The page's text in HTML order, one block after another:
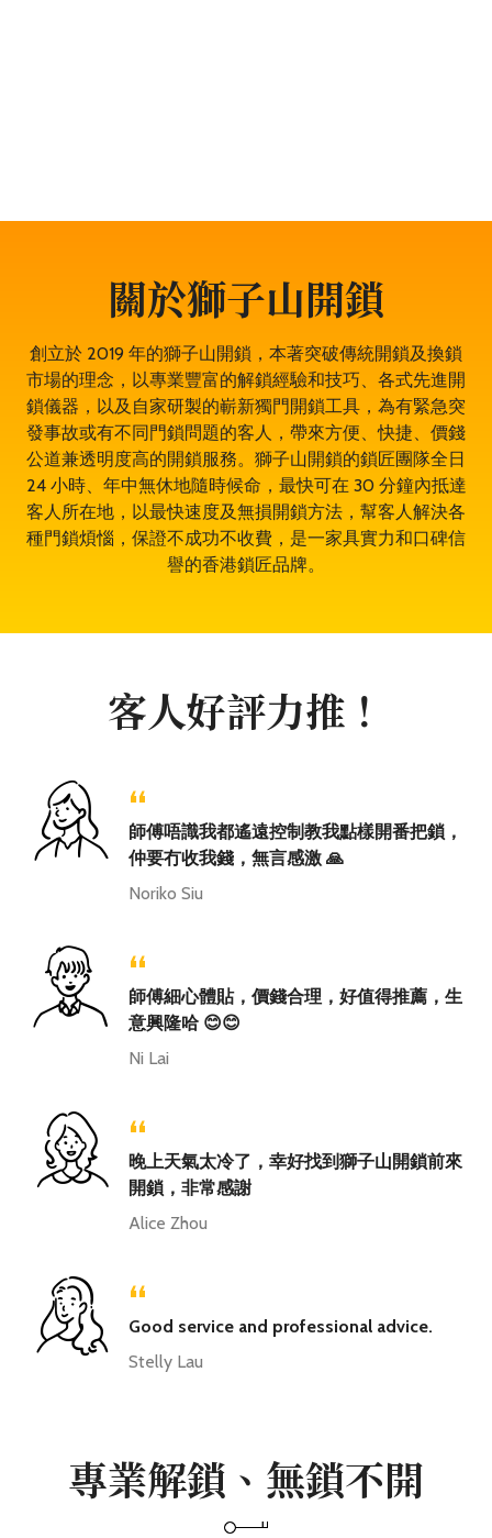
關於獅子山開鎖
創立於 2019 年的獅子山開鎖，本著突破傳統開鎖及換鎖
市場的理念，以專業豐富的解鎖經驗和技巧、各式先進開
鎖儀器，以及自家研製的嶄新獨門開鎖工具，為有緊急突
發事故或有不同門鎖問題的客人，帶來方便、快捷、價錢
公道兼透明度高的開鎖服務。獅子山開鎖的鎖匠團隊全日
24 小時、年中無休地隨時候命，最快可在 30 分鐘內抵達
客人所在地，以最快速度及無損開鎖方法，幫客人解決各
種門鎖煩惱，保證不成功不收費，是一家具實力和口碑信
譽的香港鎖匠品牌。
客人好評力推！
“
師傅唔識我都遙遠控制教我點樣開番把鎖，
仲要冇收我錢，無言感激 🙏
Noriko Siu
“
師傅細心體貼，價錢合理，好值得推薦，生
意興隆哈 😊😊
Ni Lai
“
晚上天氣太冷了，幸好找到獅子山開鎖前來
開鎖，非常感謝
Alice Zhou
“
Good service and professional advice.
Stelly Lau
專業解鎖、無鎖不開